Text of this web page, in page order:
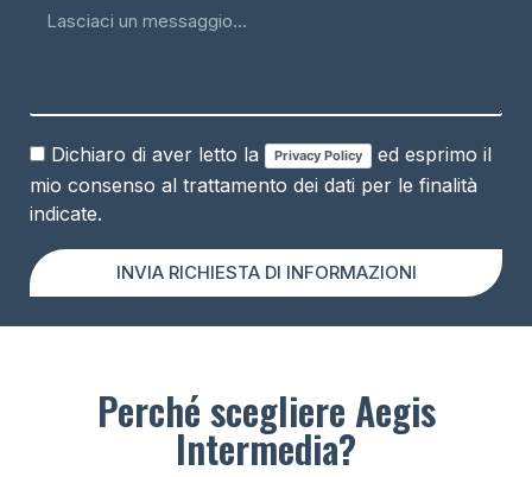
Dichiaro di aver letto la Privacy Policy
ed esprimo il
mio consenso al trattamento dei dati per le finalità
indicate.
INVIA RICHIESTA DI INFORMAZIONI
Perché scegliere Aegis
Intermedia?